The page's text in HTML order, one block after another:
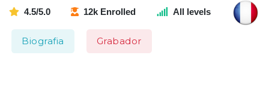
4.5/5.0 12k Enrolled All levels
Biografia Grabador